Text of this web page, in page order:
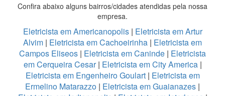
Confira abaixo alguns bairros/cidades atendidas pela nossa
empresa.
Eletricista em Americanopolis | Eletricista em Artur
Alvim | Eletricista em Cachoeirinha | Eletricista em
Campos Eliseos | Eletricista em Caninde | Eletricista
em Cerqueira Cesar| Eletricista em City America |
Eletricista em Engenheiro Goulart | Eletricista em
Ermelino Matarazzo | Eletricista em Guaianazes |